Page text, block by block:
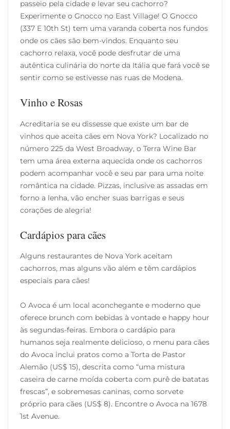
passeio pela cidade e levar seu cachorro?
Experimente o Gnocco no East Village! O Gnocco
(337 E 10th St) tem uma varanda coberta nos fundos
onde os cães são bem-vindos. Enquanto seu
cachorro relaxa, você pode desfrutar de uma
autêntica culinária do norte da Itália que fará você se
sentir como se estivesse nas ruas de Modena.
Vinho e Rosas
Acreditaria se eu dissesse que existe um bar de
vinhos que aceita cães em Nova York? Localizado no
número 225 da West Broadway, o Terra Wine Bar
tem uma área externa aquecida onde os cachorros
podem acompanhar você e seu par para uma noite
romântica na cidade. Pizzas, inclusive as assadas em
forno a lenha, vão encher suas barrigas e seus
corações de alegria!
Cardápios para cães
Alguns restaurantes de Nova York aceitam
cachorros, mas alguns vão além e têm cardápios
especiais para cães!
O Avoca é um local aconchegante e moderno que
oferece brunch com bebidas à vontade e happy hour
às segundas-feiras. Embora o cardápio para
humanos seja realmente delicioso, o menu para cães
do Avoca inclui pratos como a Torta de Pastor
Alemão (US$ 15), descrita como “uma mistura
caseira de carne moída coberta com purê de batatas
frescas”, e sobremesas caninas, como sorvete
próprio para cães (US$ 8). Encontre o Avoca na 1678
1st Avenue.